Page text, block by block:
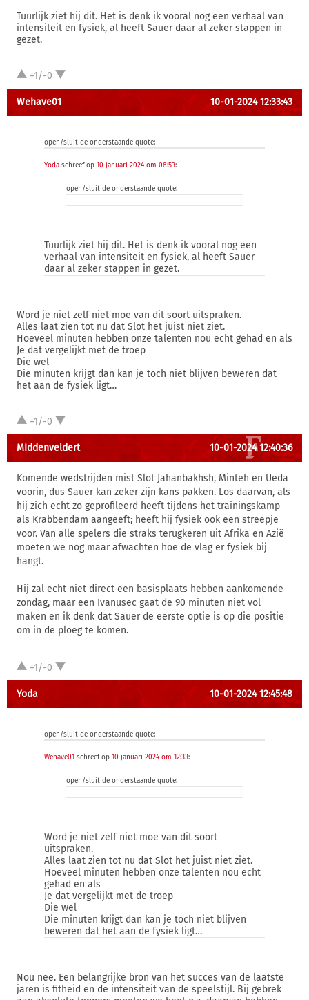
Tuurlijk ziet hij dit. Het is denk ik vooral nog een verhaal van
intensiteit en fysiek, al heeft Sauer daar al zeker stappen in
gezet.
+1/-0
Wehave01 10-01-2024 12:33:43
open/sluit de onderstaande quote:
Yoda schreef op 10 januari 2024 om 08:53:
open/sluit de onderstaande quote:
Tuurlijk ziet hij dit. Het is denk ik vooral nog een
verhaal van intensiteit en fysiek, al heeft Sauer
daar al zeker stappen in gezet.
Word je niet zelf niet moe van dit soort uitspraken.
Alles laat zien tot nu dat Slot het juist niet ziet.
Hoeveel minuten hebben onze talenten nou echt gehad en als
Je dat vergelijkt met de troep
Die wel
Die minuten krijgt dan kan je toch niet blijven beweren dat
het aan de fysiek ligt…
+1/-0
MIddenveldert 10-01-2024 12:40:36
Komende wedstrijden mist Slot Jahanbakhsh, Minteh en Ueda
voorin, dus Sauer kan zeker zijn kans pakken. Los daarvan, als
hij zich echt zo geprofileerd heeft tijdens het trainingskamp
als Krabbendam aangeeft; heeft hij fysiek ook een streepje
voor. Van alle spelers die straks terugkeren uit Afrika en Azië
moeten we nog maar afwachten hoe de vlag er fysiek bij
hangt.
Hij zal echt niet direct een basisplaats hebben aankomende
zondag, maar een Ivanusec gaat de 90 minuten niet vol
maken en ik denk dat Sauer de eerste optie is op die positie
om in de ploeg te komen.
+1/-0
Yoda 10-01-2024 12:45:48
open/sluit de onderstaande quote:
Wehave01 schreef op 10 januari 2024 om 12:33:
open/sluit de onderstaande quote:
Word je niet zelf niet moe van dit soort
uitspraken.
Alles laat zien tot nu dat Slot het juist niet ziet.
Hoeveel minuten hebben onze talenten nou echt
gehad en als
Je dat vergelijkt met de troep
Die wel
Die minuten krijgt dan kan je toch niet blijven
beweren dat het aan de fysiek ligt…
Nou nee. Een belangrijke bron van het succes van de laatste
jaren is fitheid en de intensiteit van de speelstijl. Bij gebrek